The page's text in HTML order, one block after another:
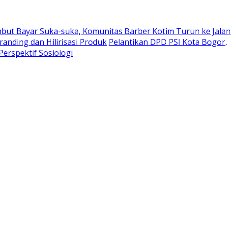
Bayar Suka-suka, Komunitas Barber Kotim Turun ke Jalan
dan Hilirisasi Produk Pelantikan DPD PSI Kota Bogor,
Sosiologi